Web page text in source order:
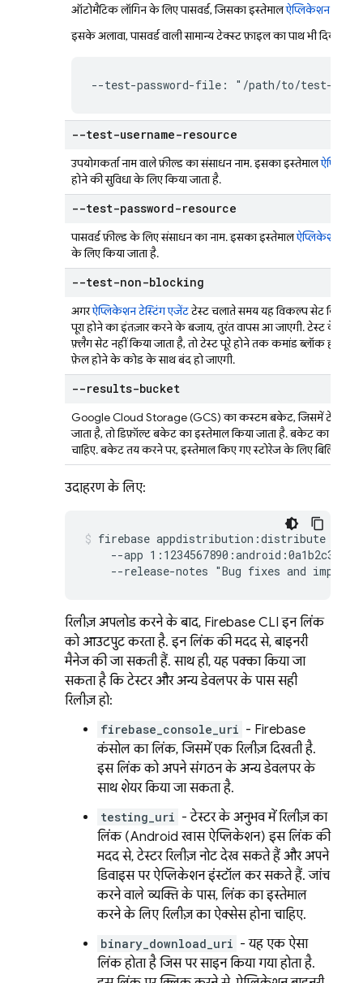
ऑटोमैटिक लॉगिन के लिए पासवर्ड, जिसका इस्तेमालऐप्लिकेशन
इसके अलावा, पासवर्ड वाली सामान्य टेक्स्ट फ़ाइल का पाथ भी दिया जा
--test-password-file: "/path/to/test-
--test-username-resource
उपयोगकर्ता नाम वाले फ़ील्ड का संसाधन नाम. इसका इस्तेमाल
होने की सुविधा के लिए किया जाता है.
--test-password-resource
पासवर्ड फ़ील्ड के लिए संसाधन का नाम. इसका इस्तेमालऐप्लिकेशन
के लिए किया जाता है.
--test-non-blocking
अगरऐप्लिकेशन टेस्टिंग एजेंटटेस्ट चलाते समय यह विकल्प सेट किया
पूरा होने का इंतज़ार करने के बजाय, तुरंत वापस आ जाएगी. टेस्ट के
फ़्लैग सेट नहीं किया जाता है, तो टेस्ट पूरे होने तक कमांड ब्लॉक हो
फ़ेल होने के कोड के साथ बंद हो जाएगी.
--results-bucket
Google Cloud Storage (GCS) का कस्टम बकेट, जिसमें टेस्ट के
जाता है, तो डिफ़ॉल्ट बकेट का इस्तेमाल किया जाता है. बकेट का
चाहिए. बकेट तय करने पर, इस्तेमाल किए गए स्टोरेज के लिए बिलिंग
उदाहरण के लिए:
firebase appdistribution:distribute
--app
--release-notes "Bug fixes and
रिलीज़ अपलोड करने के बाद, Firebase CLI इन लिंक
को आउटपुट करता है. इन लिंक की मदद से, बाइनरी
मैनेज की जा सकती हैं. साथ ही, यह पक्का किया जा
सकता है कि टेस्टर और अन्य डेवलपर के पास सही
रिलीज़ हो:
firebase_console_uri - Firebase
कंसोल का लिंक, जिसमें एक रिलीज़ दिखती है.
इस लिंक को अपने संगठन के अन्य डेवलपर के
साथ शेयर किया जा सकता है.
testing_uri - टेस्टर के अनुभव में रिलीज़ का
लिंक (Android खास ऐप्लिकेशन) इस लिंक की
मदद से, टेस्टर रिलीज़ नोट देख सकते हैं और अपने
डिवाइस पर ऐप्लिकेशन इंस्टॉल कर सकते हैं. जांच
करने वाले व्यक्ति के पास, लिंक का इस्तेमाल
करने के लिए रिलीज़ का ऐक्सेस होना चाहिए.
binary_download_uri - यह एक ऐसा
लिंक होता है जिस पर साइन किया गया होता है.